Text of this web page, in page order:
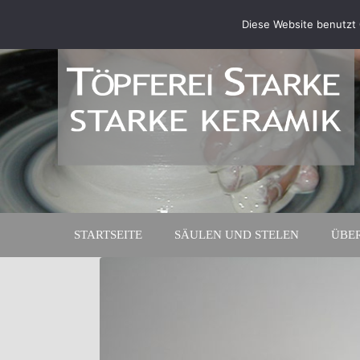
STARTSEITE SÄULEN UND STELEN
Diese Website